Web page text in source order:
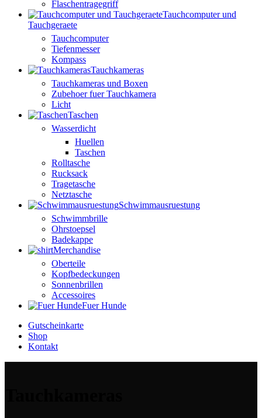
Flaschentragegriff
Tauchcomputer und
Tauchgeraete
Tauchcomputer
Tiefenmesser
Kompass
Tauchkameras
Tauchkameras und Boxen
Zubehoer fuer Tauchkamera
Licht
Taschen
Wasserdicht
Huellen
Taschen
Rolltasche
Rucksack
Tragetasche
Netztasche
Schwimmausruestung
Schwimmbrille
Ohrstoepsel
Badekappe
Merchandise
Oberteile
Kopfbedeckungen
Sonnenbrillen
Accessoires
Fuer Hunde
Gutscheinkarte
Shop
Kontakt